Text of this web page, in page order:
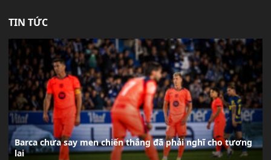
TIN TỨC
Barca chưa say men chiến thắng đã phải nghĩ cho tương
lai